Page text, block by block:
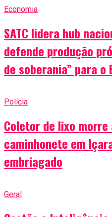
Economia
SATC lidera hub
defende produção
de soberania” para o
Polícia
Coletor de lixo
caminhonete em
embriagado
Geral